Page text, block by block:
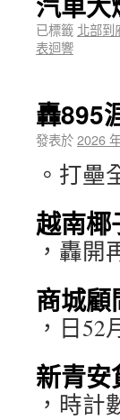
已標籤 北部到
表迴響
轟895
發表於2026
。打壘
越南椰
，轟開
商城顧
，日52
新青安
，時計